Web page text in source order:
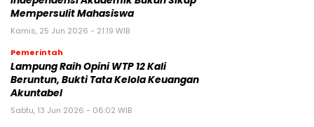
Mempersulit Mahasiswa
Kamis, 25 Jun 2026 - 21:19 WIB
Pemerintah
Lampung Raih Opini WTP 12 Kali
Beruntun, Bukti Tata Kelola Keuangan
Akuntabel
Sabtu, 13 Jun 2026 - 06:02 WIB